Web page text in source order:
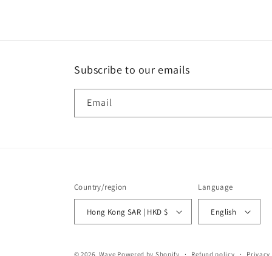
Subscribe to our emails
Email
Country/region
Hong Kong SAR | HKD $
Language
English
© 2026, Wave Powered by Shopify Refund policy